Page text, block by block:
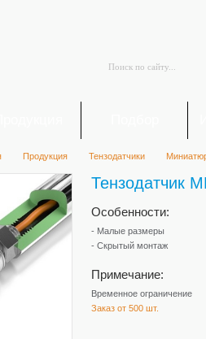
Продукция Тензодатчики
Тензодатчик
Особенности:
- Малые размеры
- Скрытый монтаж
Примечание:
Временное ограничение
Заказ от 500 шт.